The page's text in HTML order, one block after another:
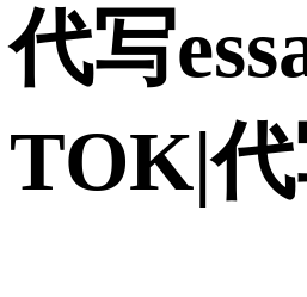
代写
TOK|代